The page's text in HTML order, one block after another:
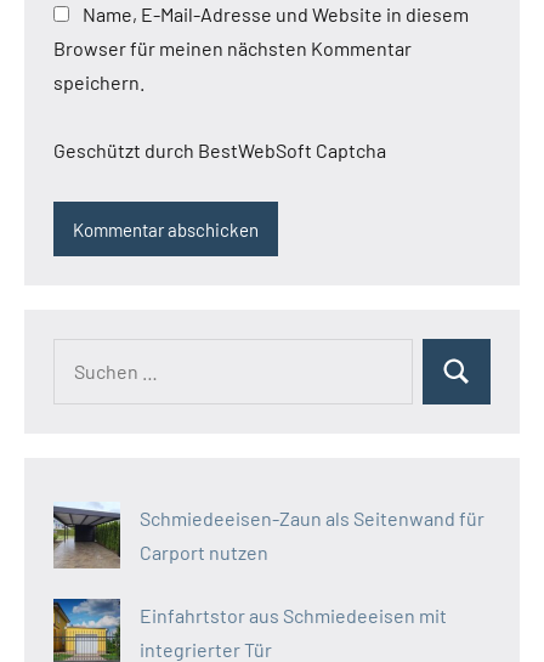
Name, E-Mail-Adresse und Website in diesem
Browser für meinen nächsten Kommentar
speichern.
Geschützt durch BestWebSoft Captcha
Suchen
Schmiedeeisen-Zaun als Seitenwand für
Carport nutzen
Einfahrtstor aus Schmiedeeisen mit
integrierter Tür